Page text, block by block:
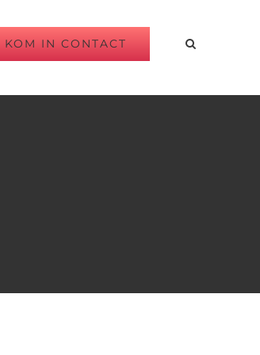
KOM IN CONTACT